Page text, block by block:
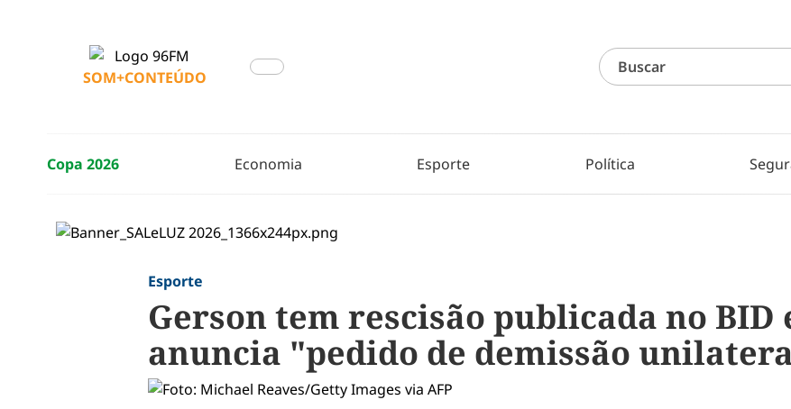
SOM+CONTEÚDO
Copa 2026 Economia Esporte Política
Esporte
Gerson tem rescisão publicada no BID
anuncia "pedido de demissão